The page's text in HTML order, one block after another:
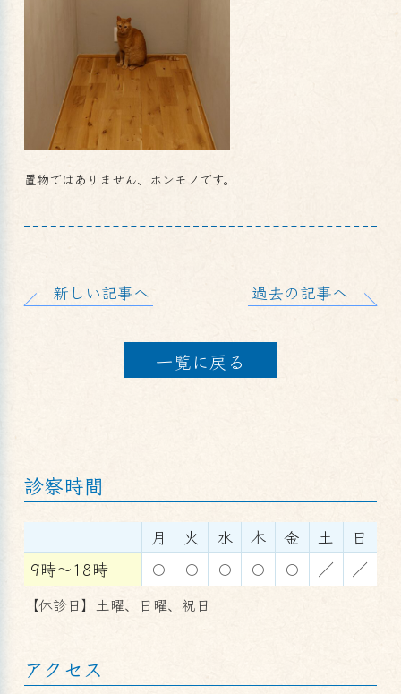
置物ではありません、ホンモノです。
新しい記事へ
一覧に戻る
過去の記事へ
診察時間
月 火 水 木 金 土
日
9時～18時
〇 〇 〇 〇 〇 ／ ／
【休診日】土曜、日曜、祝日
アクセス